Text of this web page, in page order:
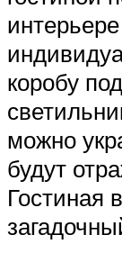
коробу
можно
будут
Гостиная